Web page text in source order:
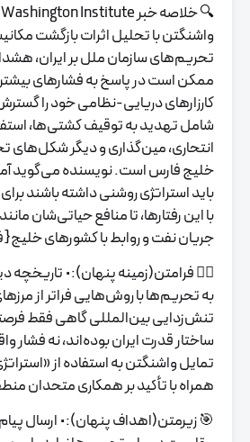
🔍 خلاصه خبر Washington Institute:
واشنگتن با تحلیل اثرات بازگشت
تحریم‌های سازمان ملل بر ایران،
ممکن است در پاسخ به فشارهای
کارزارهای دریایی-نظامی خود را
شامل تهدید به توقیف کشتی‌ها،
انتحاری، مین‌گذاری و دیگر شکل‌های
خلیج فارس است. نویسنده می‌گوید
باید استراتژی روشنی داشته باشند
با این رفتارها، تا منافع حیاتی‌شان
جریان نفت و روابط با کشورهای
🕵️‍♂️️ فرامتن(زمینه پنهان):• تاریخچه
به تحریم‌ها با روش‌هایی فراتر از
تنش‌زدایی بین‌المللی گاهی فقط
ساختار قدرت ایران بوده‌اند، نه فشار
تمایل واشنگتن به استفاده از
همراه با تأکید بر همکاری متحدان
🎯 زیرمتن(اهداف پنهان):• ارسال